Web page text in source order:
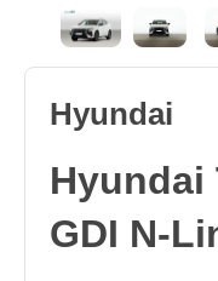
Hyundai
Hyundai
GDI N-